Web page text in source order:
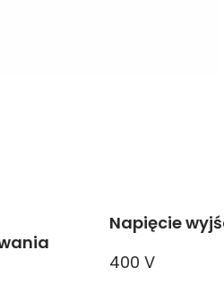
Napięcie
400 V